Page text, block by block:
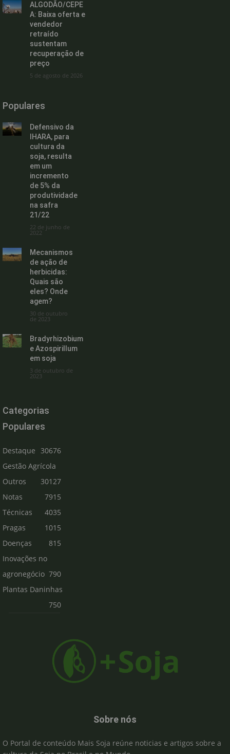
ALGODÃO/CEPE
A: Baixa oferta e
vendedor
retraído
sustentam
recuperação de
preço
5 de agosto de 2026
Populares
Defensivo da
IHARA, para
cultura da
soja, resulta
em um
incremento
de 5% da
produtividade
na safra
21/22
22 de junho de
2022
Mecanismos
de ação de
herbicidas:
Quais são
eles? Onde
agem?
30 de outubro
de 2023
Bradyrhizobium
e Azospirillum
em soja
3 de outubro de
2023
Categorias
Populares
Destaque
30676
Gestão Agrícola
30127
Outros
7915
Notas
Técnicas
4035
Pragas
1015
Doenças
815
Inovações no
agronegócio 790
Plantas Daninhas
750
Sobre nós
O Portal de conteúdo Mais Soja reúne noticias e artigos sobre a